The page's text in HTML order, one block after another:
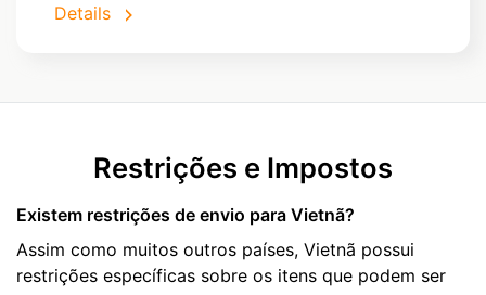
Details
Restrições e Impostos
Existem restrições de envio para Vietnã?
Assim como muitos outros países, Vietnã possui
restrições específicas sobre os itens que podem ser